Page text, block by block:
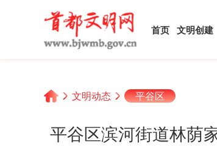
首页 文明创建
文明动态 平谷区
平谷区滨河街道林荫